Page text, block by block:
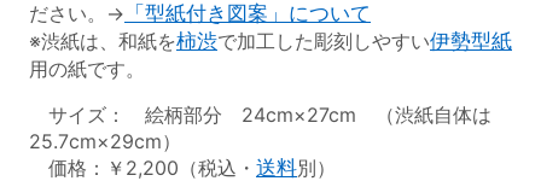
ださい。→ 「型紙付き図案」について
※渋紙は、和紙を柿渋で加工した彫刻しやすい伊勢型紙
用の紙です。
サイズ： 絵柄部分 24cm×27cm （渋紙自体は
25.7cm×29cm）
価格：￥2,200（税込・ 送料別）